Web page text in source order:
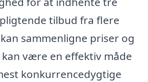
tilbud fra flere
sammenligne priser og
være en effektiv måde
konkurrencedygtige